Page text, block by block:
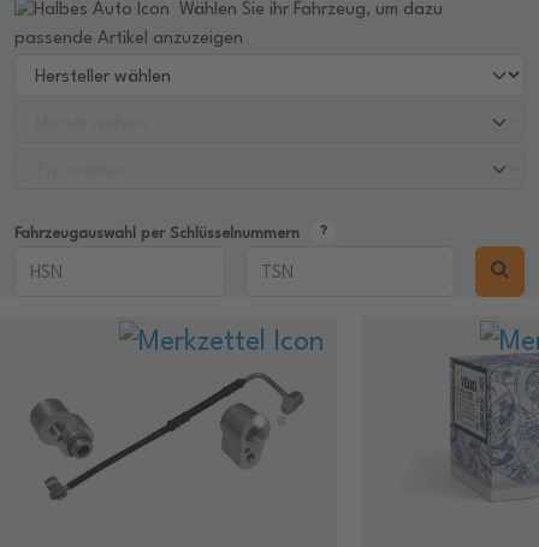
Wählen Sie ihr Fahrzeug, um dazu
passende Artikel anzuzeigen
Fahrzeugauswahl per Schlüsselnummern